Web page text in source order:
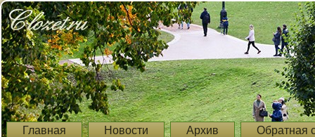
Главная Новости Архив Обратная